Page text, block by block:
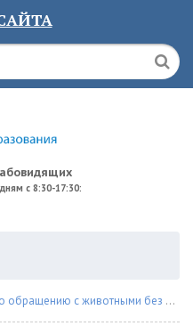
с 8:30-17:30:
с животными без владельцев